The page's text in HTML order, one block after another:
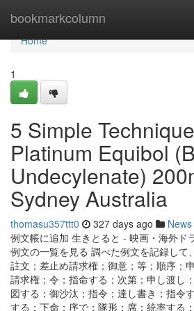
bookmarkcolumn
Home
Home
1
5 Simple
Platinum Equibol
Undecylenate)
Sydney Australia
thomasu357ttt0 327 days ago News
例文帳に追加 生きとると - 映画・海外ド
例文の一覧を見る 調べた例文を記録して
註文；差止め請求権；御意；等；順序；
請求権；令；指命する；次第；申し渡し
図する；御沙汰；指令；達し書き；指令
する；下命；序で；隊形；席；統率する